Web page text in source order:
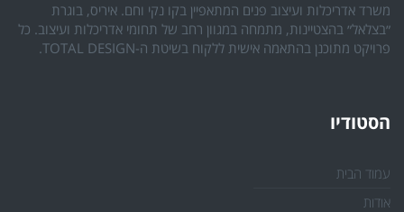
משרד אדריכלות ועיצוב פנים המתאפיין בקו נקי וחם. איריס, בוגרת
״בצלאל״ בהצטיינות, מתמחה במגוון רחב של תחומי אדריכלות ועיצוב. כל
פרויקט מתוכנן בהתאמה אישית ללקוח בשיטת ה-TOTAL DESIGN.
הסטודיו
עמוד הבית
אודות